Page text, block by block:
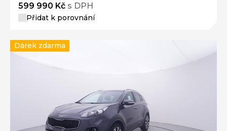
599 990 Kč s DPH
Přidat k porovnání
Dárek zdarma